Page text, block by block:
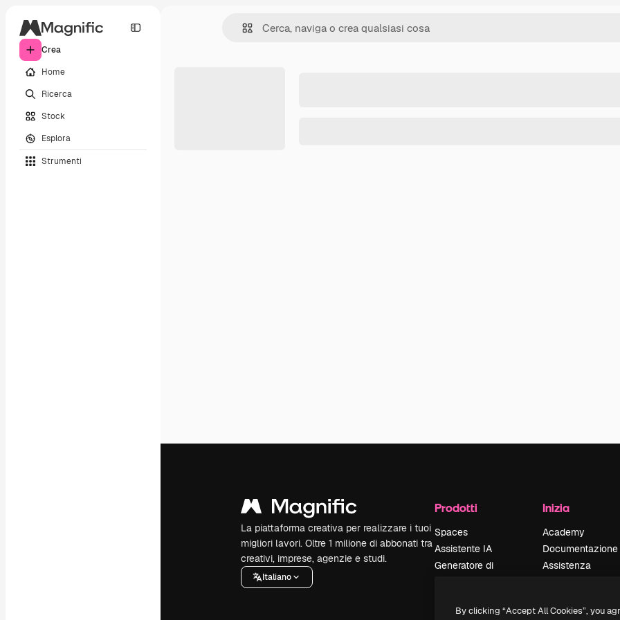
Crea
Home
Ricerca
Stock
Esplora
Strumenti
La piattaforma creativa per realizzare i tuoi
migliori lavori. Oltre 1 milione di abbonati tra
creativi, imprese, agenzie e studi.
Italiano
Prodotti
Spaces
Assistente IA
Generatore di
Inizia
Academy
Documentazione
Assistenza
Politica sulla
By clicking “Accept All Cookies”, you